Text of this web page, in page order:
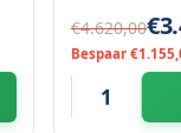
€4.620,00
Bespaar